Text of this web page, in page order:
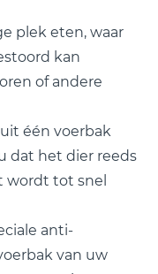
plek eten, waar
kan
of andere
één voerbak
dat het dier reeds
wordt tot snel
anti-
van uw